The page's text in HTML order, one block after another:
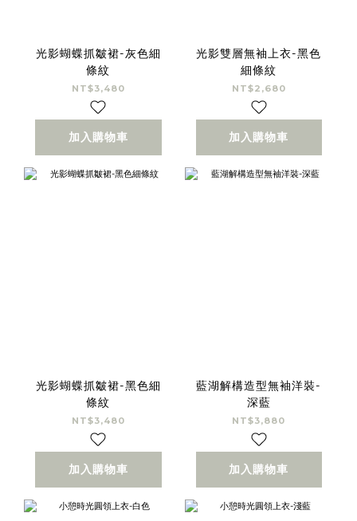
光影蝴蝶抓皺裙-灰色細
條紋
NT$3,480
加入購物車
光影雙層無袖上衣-黑色
細條紋
NT$2,680
加入購物車
光影蝴蝶抓皺裙-黑色細
條紋
NT$3,480
加入購物車
藍湖解構造型無袖洋裝-
深藍
NT$3,880
加入購物車